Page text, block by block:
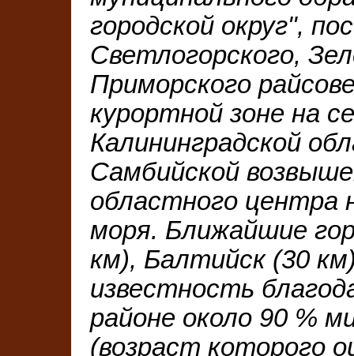
городской округ",
Светлогорского,
Приморского
курортной зоне на
Калининградской
Самбийской
областного центра
моря. Ближайшие
км), Балтийск (30
известность
районе около 90 %
(возраст которого